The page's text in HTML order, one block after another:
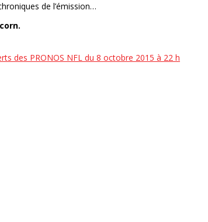
de l’émission…
des PRONOS NFL du 8 octobre 2015 à 22 h